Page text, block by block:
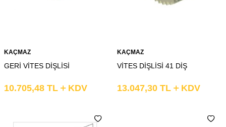
KAÇMAZ
GERİ VİTES DİŞLİSİ
10.705,48 TL KDV
KAÇMAZ
VİTES DİŞLİSİ 41 DİŞ
13.047,30 TL KDV